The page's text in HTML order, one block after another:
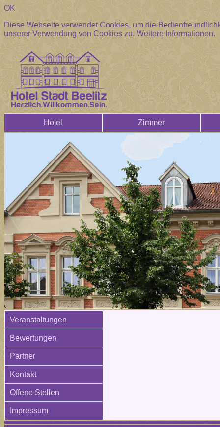
OK
Diese Webseite verwendet Cookies, um die
unserer Verwendung von Cookies zu.Weitere Informationen.
Hotel Zimmer
Veranstaltungen
Bewertungen
Partner
Kontakt
Offene Stellen
Impressum